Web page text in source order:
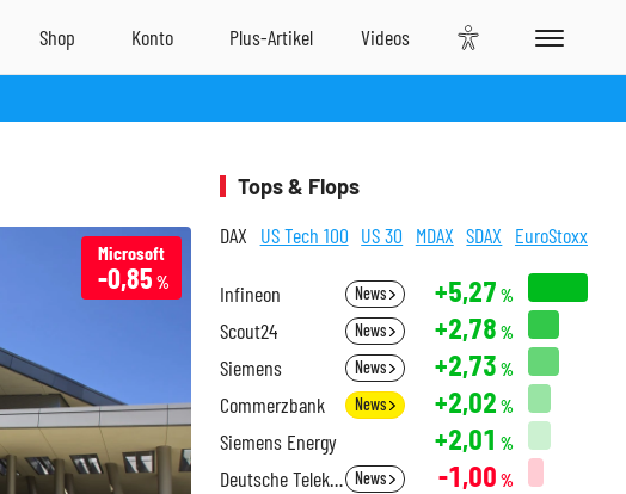
Microsoft
-0,85 %
Tops & Flops
DAX US Tech 100 US 30 MDAX SDAX EuroStoxx
Infineon News +5,27 %
Scout24 News +2,78 %
Siemens News +2,73 %
Commerzbank News +2,02 %
Siemens Energy +2,01 %
Deutsche Telekom News -1,00 %